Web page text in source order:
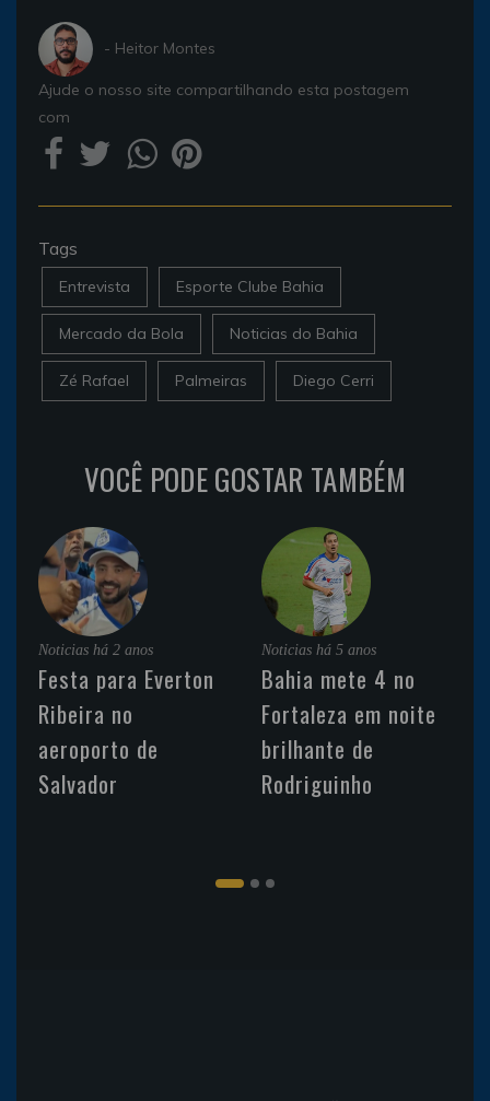
- Heitor Montes
Ajude o nosso site compartilhando esta postagem
com
Tags
Entrevista Esporte Clube Bahia
Mercado da Bola Noticias do Bahia
Zé Rafael Palmeiras Diego Cerri
VOCÊ PODE GOSTAR TAMBÉM
Noticias há 2 anos
Festa para Everton
Ribeira no
aeroporto de
Salvador
Noticias há 5 anos
Bahia mete 4 no
Fortaleza em noite
brilhante de
Rodriguinho